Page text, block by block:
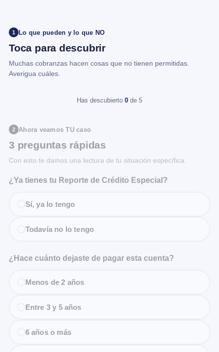
1 Lo que pueden y lo que NO
Toca para descubrir
Muchas cobranzas hacen cosas que no tienen permitidas.
Averigua cuáles.
Has descubierto 0 de 5
2 Ahora veamos TU caso
3 preguntas rápidas
Con esto te damos una lectura de tu situación específica.
¿Ya tienes tu Reporte de Crédito Especial?
Sí, ya lo tengo
Todavía no lo tengo
¿Hace cuánto dejaste de pagar esta cuenta?
Menos de 2 años
Entre 3 y 5 años
6 años o más